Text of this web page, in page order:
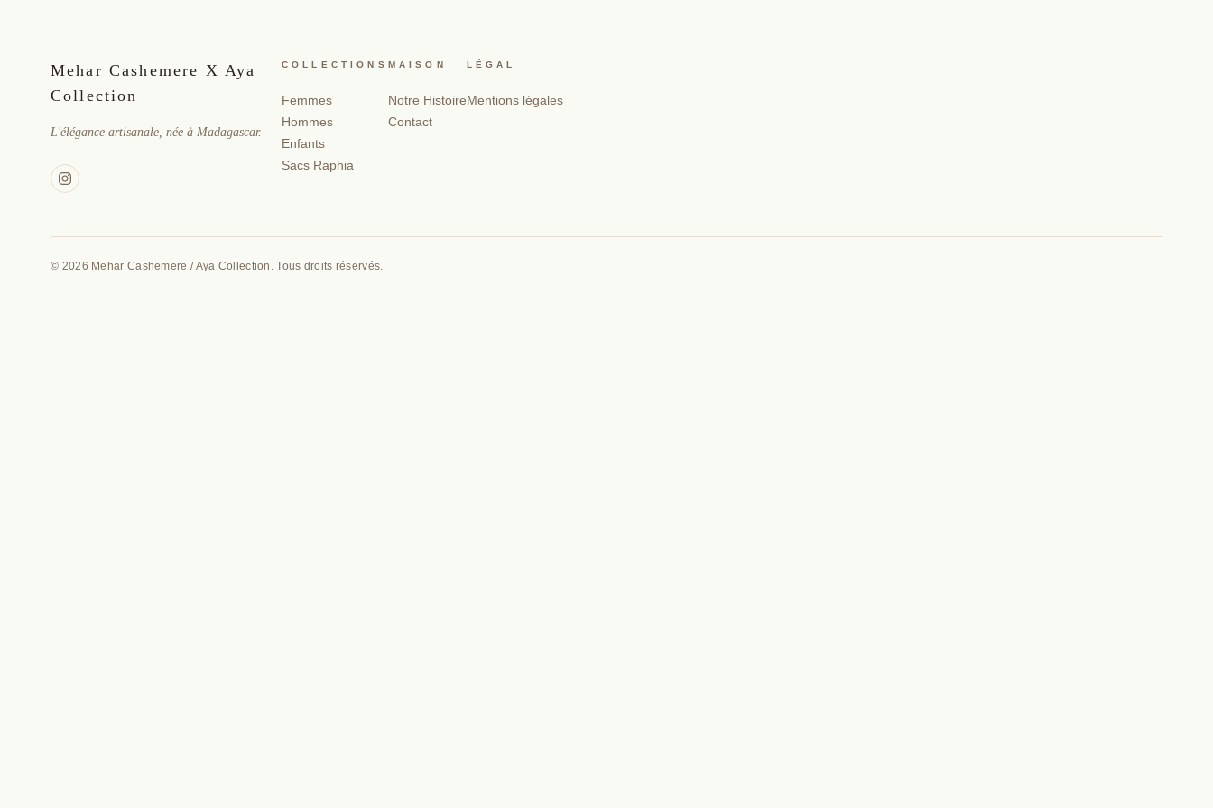
Mehar Cashemere X Aya
Collection
L'élégance artisanale, née à Madagascar.
COLLECTIONS
Femmes
Hommes
Enfants
Sacs Raphia
MAISON
Notre Histoire
Contact
LÉGAL
Mentions légales
© 2026 Mehar Cashemere / Aya Collection. Tous droits réservés.